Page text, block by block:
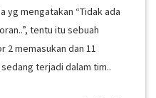
yg mengatakan “Tidak ada
tentu itu sebuah
2 memasukan dan 11
terjadi dalam tim..